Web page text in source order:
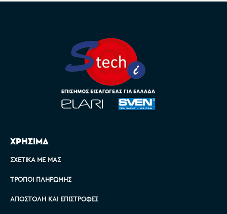
ΧΡΗΣΙΜΑ
ΣΧΕΤΙΚΆ ΜΕ ΜΑΣ
ΤΡΌΠΟΙ ΠΛΗΡΩΜΉΣ
ΑΠΟΣΤΟΛΉ ΚΑΙ ΕΠΙΣΤΡΟΦΈΣ